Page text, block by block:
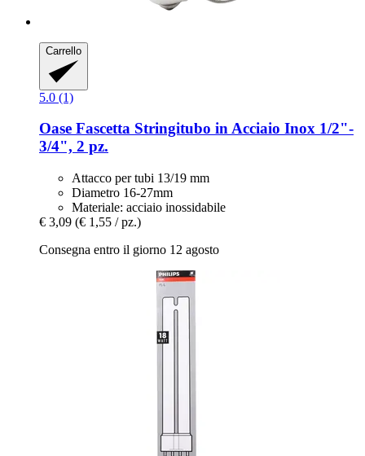
Carrello
5.0 (1)
Oase Fascetta Stringitubo in Acciaio Inox 1/2"-​
3/4", 2 pz.
Attacco per tubi 13/19 mm
Diametro 16-27mm
Materiale: acciaio inossidabile
€ 3,09 (€ 1,55 / pz.)
Consegna entro il giorno 12 agosto